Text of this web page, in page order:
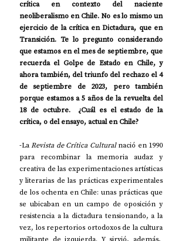
crítica en contexto del naciente
neoliberalismo en Chile. No es lo mismo un
ejercicio de la crítica en Dictadura, que en
Transición. Te lo pregunto considerando
que estamos en el mes de septiembre, que
recuerda el Golpe de Estado en Chile, y
ahora también, del triunfo del rechazo el 4
de septiembre de 2023, pero también
porque estamos a 5 años de la revuelta del
18 de octubre.  ¿Cuál es el estado de la
crítica, o del ensayo, actual en Chile?
-La Revista de Crítica Cultural nació en 1990
para recombinar la memoria audaz y
creativa de las experimentaciones artísticas
y literarias de las prácticas experimentales
de los ochenta en Chile: unas prácticas que
se ubicaban en un campo de oposición y
resistencia a la dictadura tensionando, a la
vez, los repertorios ortodoxos de la cultura